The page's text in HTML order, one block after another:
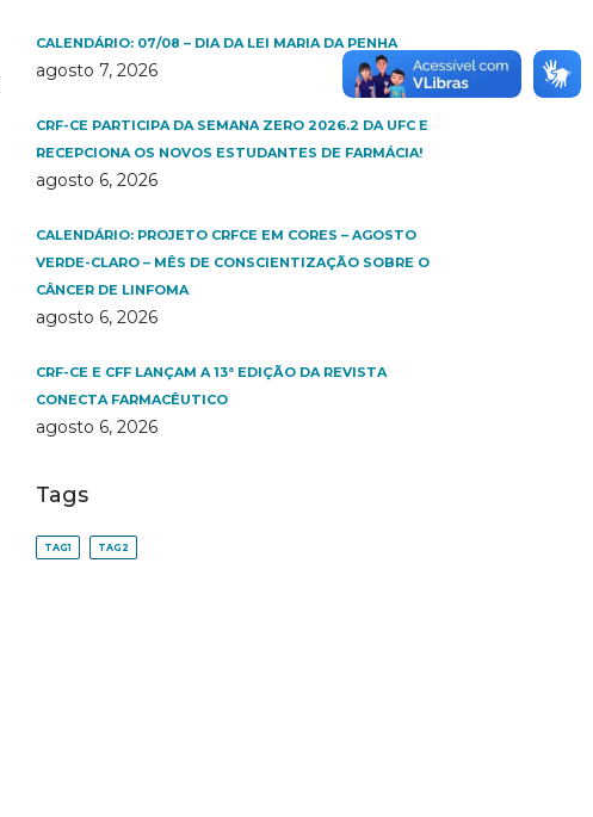
CALENDÁRIO: 07/08 – DIA DA LEI MARIA DA PENHA
agosto 7, 2026
CRF-CE PARTICIPA DA SEMANA ZERO 2026.2 DA UFC E
RECEPCIONA OS NOVOS ESTUDANTES DE FARMÁCIA!
agosto 6, 2026
CALENDÁRIO: PROJETO CRFCE EM CORES – AGOSTO
VERDE-CLARO – MÊS DE CONSCIENTIZAÇÃO SOBRE O
CÂNCER DE LINFOMA
agosto 6, 2026
CRF-CE E CFF LANÇAM A 13ª EDIÇÃO DA REVISTA
CONECTA FARMACÊUTICO
agosto 6, 2026
Tags
TAG1 TAG2